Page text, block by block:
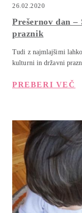
26.02.2020
Prešernov dan
praznik
Tudi z najmlajšimi
kulturni in državni
PREBERI VEČ